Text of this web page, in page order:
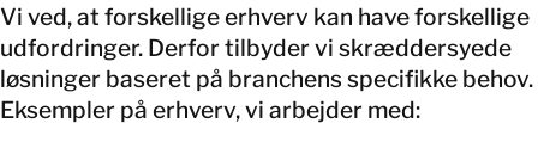
Vi ved, at forskellige erhverv kan have forskellige
udfordringer. Derfor tilbyder vi skræddersyede
løsninger baseret på branchens specifikke behov.
Eksempler på erhverv, vi arbejder med: